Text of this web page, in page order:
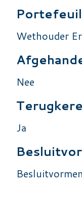
Wethouder
Nee
Ja